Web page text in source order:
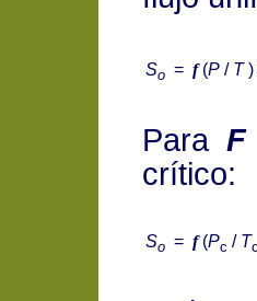
So = f(P / T)
Para F
crítico:
So = f(Pc / Tc